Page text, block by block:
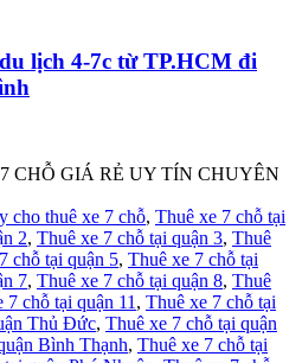
lịch 4-7c từ TP.HCM đi
CHỖ GIÁ RẺ UY TÍN CHUYÊN
cho thuê xe 7 chỗ, Thuê xe 7 chỗ tại
2, Thuê xe 7 chỗ tại quận 3, Thuê
chỗ tại quận 5, Thuê xe 7 chỗ tại
7, Thuê xe 7 chỗ tại quận 8, Thuê
7 chỗ tại quận 11 , Thuê xe 7 chỗ tại
Thủ Đức, Thuê xe 7 chỗ tại quận
Bình Thạnh, Thuê xe 7 chỗ tại